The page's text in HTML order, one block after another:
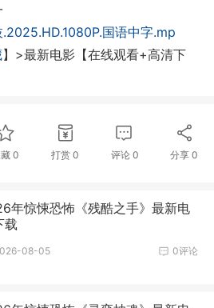
国语中字.mp
】>最新电影【在线观看+高清下
藏0 打赏 0 评论 0 分享0
年惊悚恐怖《残酷之手》最新电
载
0评论
08-05